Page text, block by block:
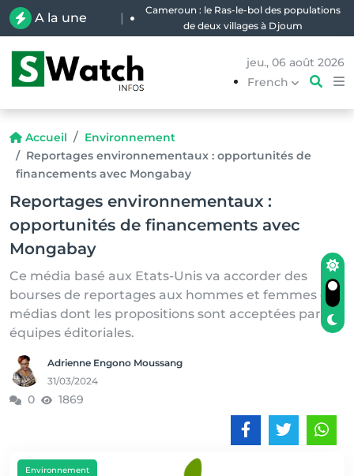
A la une |
Cameroun : le Ras-le-bol des populations
de deux villages à Djoum
jeu., 06 août 2026
French
Accueil
Environnement
Reportages environnementaux : opportunités de
financements avec Mongabay
Reportages environnementaux :
opportunités de financements avec
Mongabay
Ce média basé aux Etats-Unis va accorder des
bourses de reportages aux hommes et femmes des
médias dont les propositions sont acceptées par ses
équipes éditoriales.
Adrienne Engono Moussang
31/03/2024
0 1869
Environnement